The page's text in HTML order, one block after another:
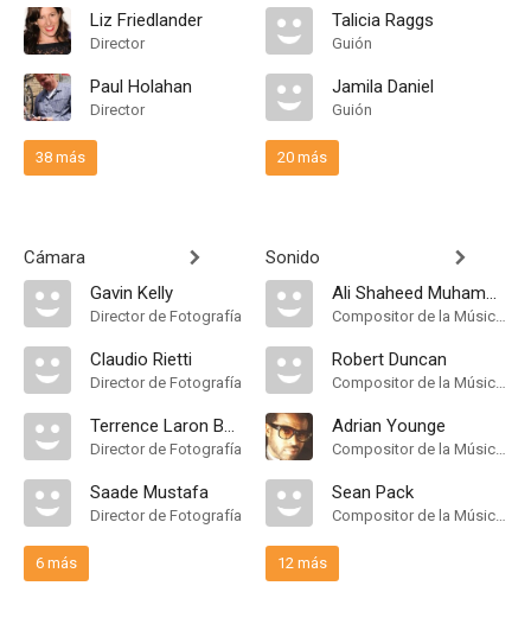
Liz Friedlander
Director
Paul Holahan
Director
38 más
Cámara
Gavin Kelly
Director de Fotografía
Claudio Rietti
Director de Fotografía
Terrence Laron Burke
Director de Fotografía
Saade Mustafa
Director de Fotografía
6 más
Talicia Raggs
Guión
Jamila Daniel
Guión
20 más
Sonido
Ali Shaheed Muhammad
Compositor de la Música Original
Robert Duncan
Compositor de la Música Original
Adrian Younge
Compositor de la Música Original
Sean Pack
Compositor de la Música Original, Música
12 más